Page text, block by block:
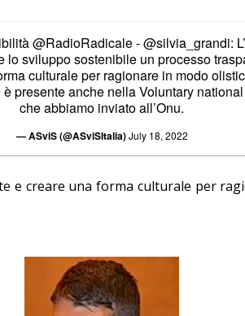
@RadioRadicale-@silvia_grandi:
lo sviluppo sostenibile un processo
culturale per ragionare in modo
presente anche nella Voluntary
che abbiamo inviato all’Onu.
— ASviS (@ASviSItalia)July 18, 2022
e creare una forma culturale per